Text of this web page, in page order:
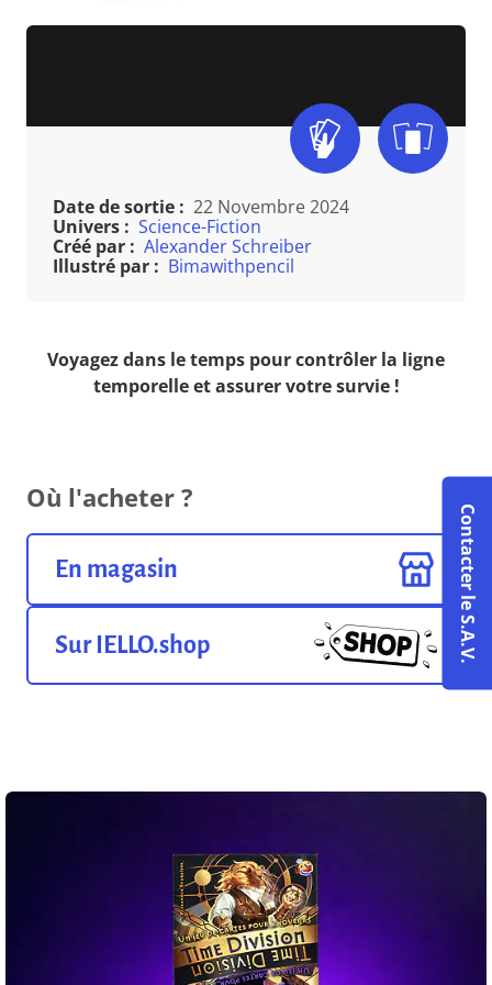
Date de sortie : 22 Novembre 2024
Univers : Science-Fiction
Créé par : Alexander Schreiber
Illustré par : Bimawithpencil
Voyagez dans le temps pour contrôler la ligne
temporelle et assurer votre survie !
Où l'acheter ?
En magasin
Sur IELLO.shop Contacter le S.A.V.